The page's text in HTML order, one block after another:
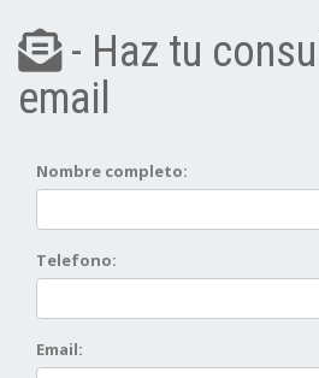
- Haz tu
email
Nombre completo:
Telefono:
Email: